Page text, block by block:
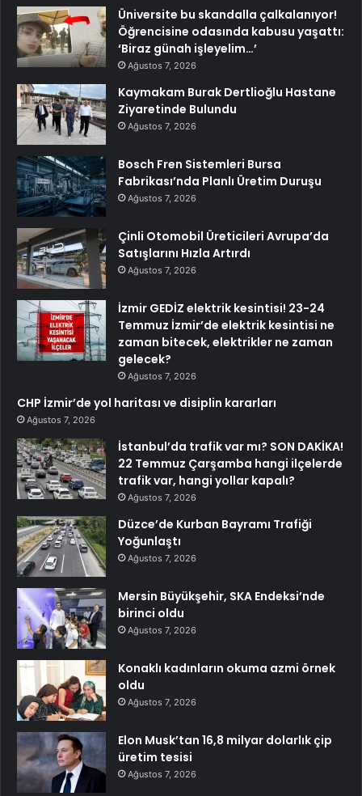
Üniversite bu skandalla çalkalanıyor!
Öğrencisine odasında kabusu yaşattı:
‘Biraz günah işleyelim…’
Ağustos 7, 2026
Kaymakam Burak Dertlioğlu Hastane
Ziyaretinde Bulundu
Ağustos 7, 2026
Bosch Fren Sistemleri Bursa
Fabrikası’nda Planlı Üretim Duruşu
Ağustos 7, 2026
Çinli Otomobil Üreticileri Avrupa’da
Satışlarını Hızla Artırdı
Ağustos 7, 2026
İzmir GEDİZ elektrik kesintisi! 23-24
Temmuz İzmir’de elektrik kesintisi ne
zaman bitecek, elektrikler ne zaman
gelecek?
Ağustos 7, 2026
CHP İzmir’de yol haritası ve disiplin kararları
Ağustos 7, 2026
İstanbul’da trafik var mı? SON DAKİKA!
22 Temmuz Çarşamba hangi ilçelerde
trafik var, hangi yollar kapalı?
Ağustos 7, 2026
Düzce’de Kurban Bayramı Trafiği
Yoğunlaştı
Ağustos 7, 2026
Mersin Büyükşehir, SKA Endeksi’nde
birinci oldu
Ağustos 7, 2026
Konaklı kadınların okuma azmi örnek
oldu
Ağustos 7, 2026
Elon Musk’tan 16,8 milyar dolarlık çip
üretim tesisi
Ağustos 7, 2026